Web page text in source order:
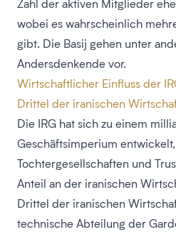
Zahl der aktiven Mitglieder
wobei es wahrscheinlich
gibt. Die Basij gehen unter
Andersdenkende vor.
Wirtschaftlicher Einfluss der
Drittel der iranischen
Die IRG hat sich zu einem
Geschäftsimperium
Tochtergesellschaften und
Anteil an der iranischen
Drittel der iranischen
technische Abteilung der